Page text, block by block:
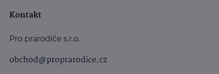
Kontakt
Pro prarodiče s.r.o.
obchod@proprarodice.cz